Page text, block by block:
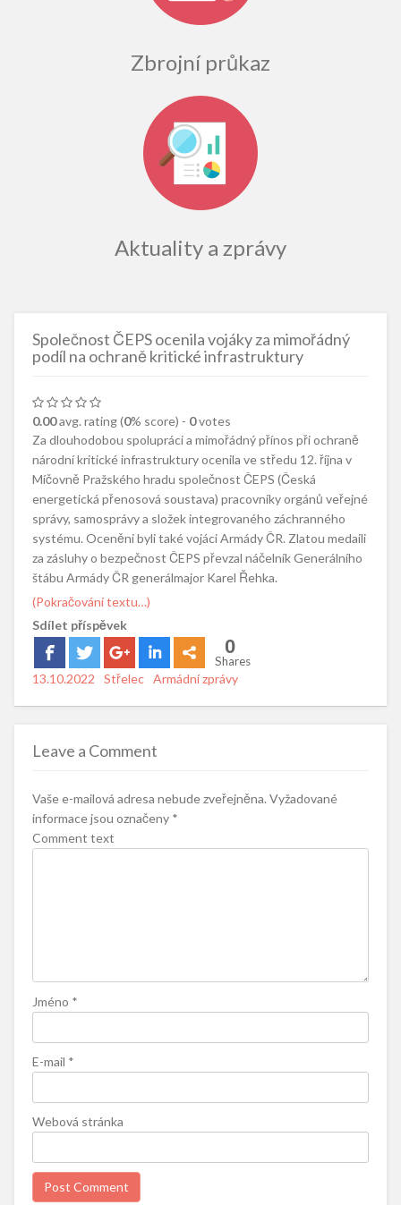
Zbrojní průkaz
Aktuality a zprávy
Společnost ČEPS ocenila vojáky za mimořádný
podíl na ochraně kritické infrastruktury
0.00avg. rating (0% score) - 0votes
Za dlouhodobou spolupráci a mimořádný přínos při ochraně
národní kritické infrastruktury ocenila ve středu 12. října v
Míčovně Pražského hradu společnost ČEPS (Česká
energetická přenosová soustava) pracovníky orgánů veřejné
správy, samosprávy a složek integrovaného záchranného
systému. Oceněni byli také vojáci Armády ČR. Zlatou medaili
za zásluhy o bezpečnost ČEPS převzal náčelník Generálního
štábu Armády ČR generálmajor Karel Řehka.
(Pokračování textu…)
Sdílet příspěvek
0
Shares
Posted
13.10.2022 Author
Střelec Categories
Armádní zprávy
Leave a Comment
Vaše e-mailová adresa nebude zveřejněna. Vyžadované
informace jsou označeny *
Comment text
Jméno *
E-mail *
Webová stránka